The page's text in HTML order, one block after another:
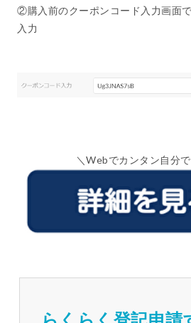
②購入前のクーポンコード入力画面
入力
＼Webでカンタン自分